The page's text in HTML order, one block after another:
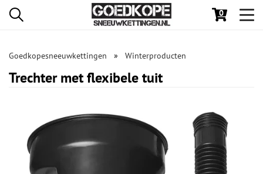
0
Goedkopesneeuwkettingen Winterproducten
Trechter met flexibele tuit